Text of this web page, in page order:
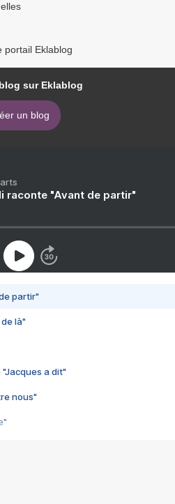
portail Eklablog
sur Eklablog
un blog
raconte "Avant de partir"
partir"
là"
"Jacques a dit"
nous"